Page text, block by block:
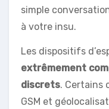
simple
à votre insu.
Les dispositifs
extrêmement
discrets. Certains
GSM et